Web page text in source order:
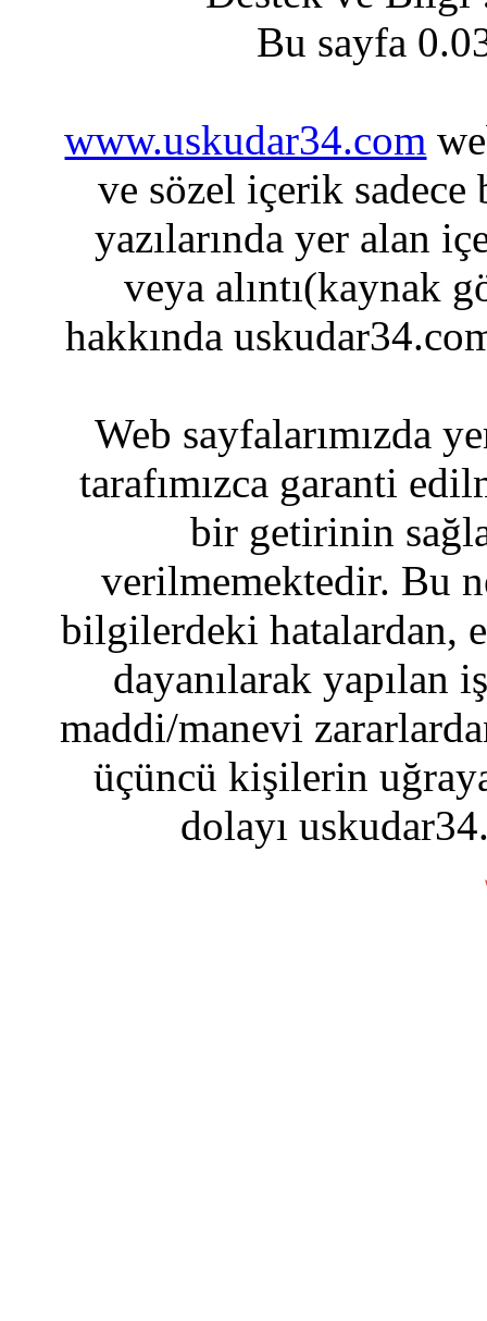
Bu sayfa
www.uskudar34.com
ve sözel içerik sadece
yazılarında yer alan
veya alıntı(kaynak
hakkında
Web sayfalarımızda
tarafımızca garanti
bir getirinin
verilmemektedir. Bu
bilgilerdeki hatalardan,
dayanılarak yapılan
maddi/manevi
üçüncü kişilerin
dolayı